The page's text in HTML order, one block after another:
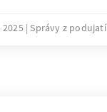
mit
Správy z podujatí